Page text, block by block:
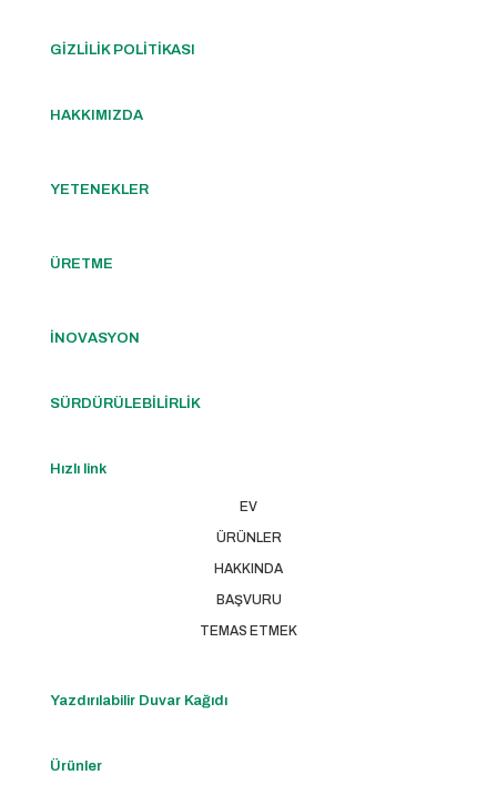
GİZLİLİK POLİTİKASI
HAKKIMIZDA
YETENEKLER
ÜRETME
İNOVASYON
SÜRDÜRÜLEBİLİRLİK
Hızlı link
EV
ÜRÜNLER
HAKKINDA
BAŞVURU
TEMAS ETMEK
Yazdırılabilir Duvar Kağıdı
Ürünler